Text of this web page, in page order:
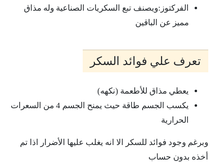
الفركتوز:ويصنف تبع السكريات الصناعية وله مذاق
مميز عن الباقين
تعرف علي فوائد السكر
يعطي مذاق للأطعمة (نكهه)
يكسب الجسم طاقة حيث يمنح الجسم 4 من السعرات
الحرارية
وبرغم وجود فوائد للسكر الا انه يغلب عليها الأضرار اذا تم
أخذه بدون حساب